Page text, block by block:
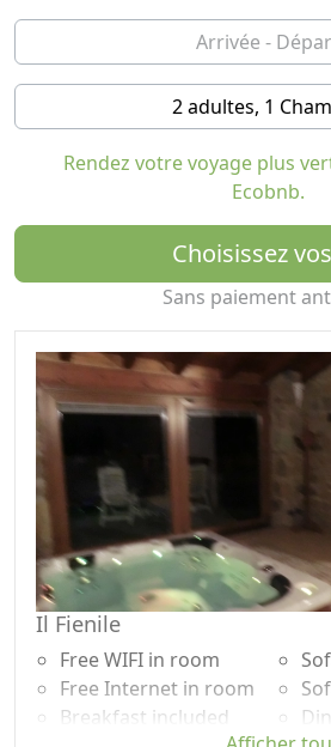
la mer, l'Apennin Modène, à 50 km
du Musée Ferrari et à 30 km de la
2 adultes, 1
Rendez votre voyage plus
Ecobnb.
Choisissez
Sans paiement
Il Fienile
Free WIFI in room
Free Internet in room
Breakfast included